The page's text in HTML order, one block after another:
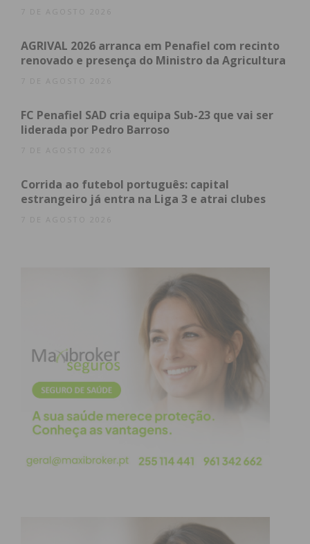
educação, o investimento incide na requalificação
melhorias nas escolas do ensino primário e pré-
primário, garantindo melhores condições de
aprendizagem, conforto e segurança.
Limpeza Urbana: aposta na melhoria da recolha
do lixo
etapa na política de limpeza urbana e recolha de
resíduos, com um investimento significativo na
camiões de recolha, permitindo reforçar e otimizar
as rotas existentes, responder ao crescimento da
procura e melhorar a regularidade do serviço.
Em paralelo, será ampliada a rede de contentores
semi-enterrados, aumentando a capacidade de
deposição face aos contentores convencionais e
contribuindo para um espaço público mais
organizado e qualificado. O Município irá ainda
investir em novas varredoras elétricas e
eficácia do serviço e a qualidade ambiental do
Cultura: Construção do Centro de Criação
7 DE AGOSTO 2026
AGRIVAL 2026 arranca em Penafiel com recinto
renovado e presença do Ministro da Agricultura
7 DE AGOSTO 2026
FC Penafiel SAD cria equipa Sub-23 que vai ser
liderada por Pedro Barroso
7 DE AGOSTO 2026
Corrida ao futebol português: capital
estrangeiro já entra na Liga 3 e atrai clubes
7 DE AGOSTO 2026